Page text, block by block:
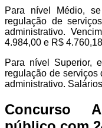
Para nível Médio,
regulação de
administrativo.
4.984,00 e R$
Para nível Superior,
regulação de serviços
administrativo.
Concurso